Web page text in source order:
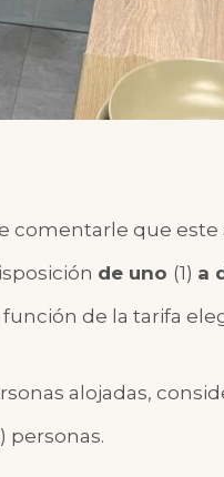
comentarle que
de uno (1) a
de la tarifa
alojadas,
personas.